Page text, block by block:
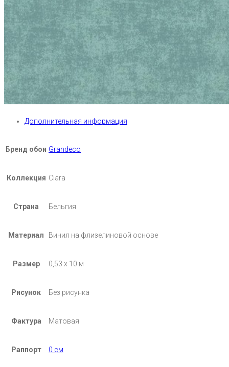
Дополнительная информация
Бренд обои Grandeco
Коллекция Ciara
Страна Бельгия
Материал Винил на флизелиновой основе
Размер 0,53 х 10 м
Рисунок Без рисунка
Фактура Матовая
Раппорт 0 см